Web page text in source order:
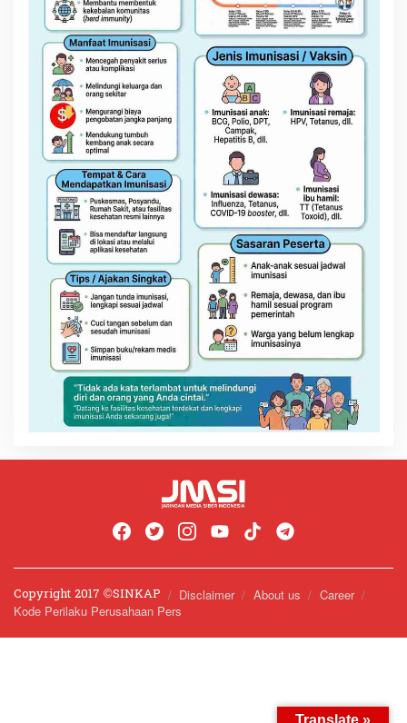
Copyright 2017 ©️SINKAP Disclaimer About us
Career
Kode Perilaku Perusahaan Pers
Translate »